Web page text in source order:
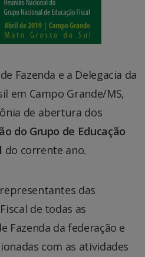
Fazenda e a Delegacia da
em Campo Grande/MS,
de abertura dos
do Grupo de Educação
do corrente ano.
das
de todas as
Fazenda da federação e
com as atividades